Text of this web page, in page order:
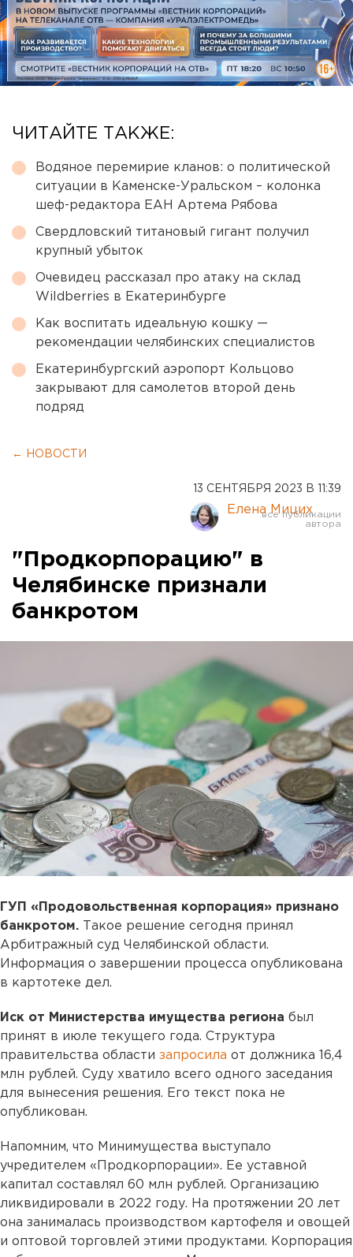
ЧИТАЙТЕ ТАКЖЕ:
Водяное перемирие кланов: о политической
ситуации в Каменске-Уральском – колонка
шеф-редактора ЕАН Артема Рябова
Свердловский титановый гигант получил
крупный убыток
Очевидец рассказал про атаку на склад
Wildberries в Екатеринбурге
Как воспитать идеальную кошку —
рекомендации челябинских специалистов
Екатеринбургский аэропорт Кольцово
закрывают для самолетов второй день
подряд
← НОВОСТИ
13 СЕНТЯБРЯ 2023 В 11:39
Елена Мицих
"Продкорпорацию" в
Челябинске признали
банкротом
ГУП «Продовольственная корпорация» признано
банкротом.
Такое решение сегодня принял
Арбитражный суд Челябинской области.
Информация о завершении процесса опубликована
в картотеке дел.
Иск от Министерства имущества региона был
принят в июле текущего года. Структура
правительства области запросила от должника 16,4
млн рублей. Суду хватило всего одного заседания
для вынесения решения. Его текст пока не
опубликован.
Напомним, что Минимущества выступало
учредителем «Продкорпорации». Ее уставной
капитал составлял 60 млн рублей. Организацию
ликвидировали в 2022 году. На протяжении 20 лет
она занималась производством картофеля и овощей
и оптовой торговлей этими продуктами. Корпорация